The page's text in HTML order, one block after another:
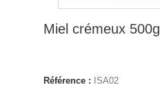
Miel crémeux 500g
Référence : ISA02